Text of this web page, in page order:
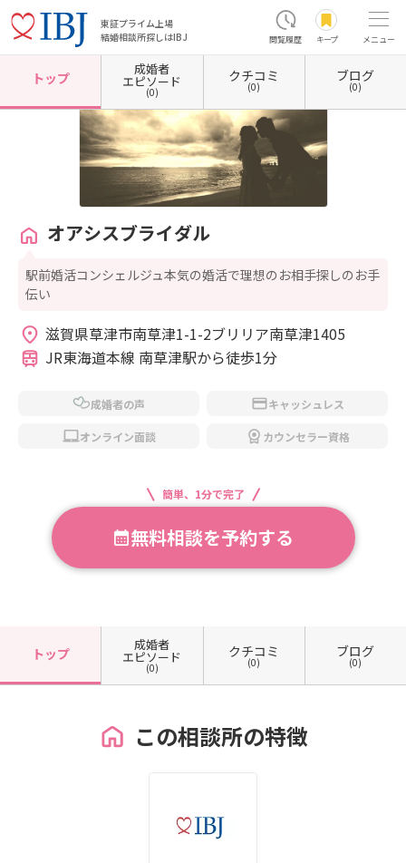
東証プライム上場
結婚相談所探しはIBJ
閲覧履歴 キープ メニュー
ホーム 滋賀県の結婚相談所 滋賀県草津市 滋賀県草津市南草津 オアシスブライダル
トップ
成婚者
エピソード
(0)
クチコミ
(0)
ブログ
(0)
オアシスブライダル
駅前婚活コンシェルジュ本気の婚活で理想のお相手探しのお手
伝い
JR東海道本線 南草津駅から徒歩1分
成婚者の声 キャッシュレス
オンライン面談 カウンセラー資格
簡単、1分で完了
無料相談を予約する
トップ
成婚者
エピソード
(0)
クチコミ
(0)
ブログ
(0)
この相談所の特徴